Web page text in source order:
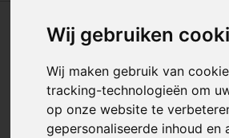
Wij gebruiken
Wij maken gebruik van
tracking-technologieën om
op onze website te
gepersonaliseerde inhoud en
Duurzame 100%
Stijlvol en Warm
Artikelnummer:128001